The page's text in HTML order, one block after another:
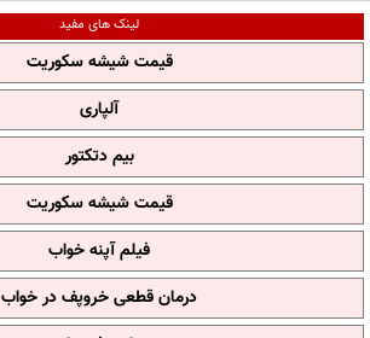
لینک های مفید
قیمت شیشه سکوریت
آلپاری
بیم دتکتور
قیمت شیشه سکوریت
فیلم آپنه خواب
درمان قطعی خروپف در خواب